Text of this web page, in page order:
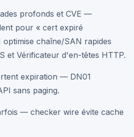
profonds et CVE —
pour « cert expiré
chaîne/SAN rapides
et Vérificateur d'en-têtes HTTP.
expiration — DN01
sans paging.
— checker wire évite cache